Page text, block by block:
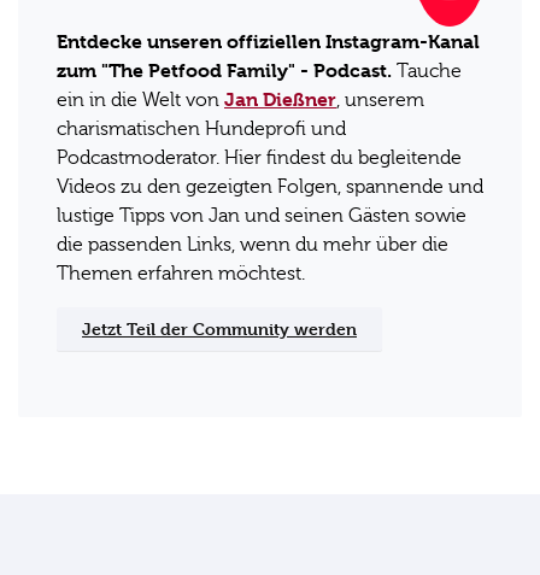
Entdecke unseren offiziellen Instagram-Kanal
zum "The Petfood Family" - Podcast. Tauche
ein in die Welt von Jan Dießner, unserem
charismatischen Hundeprofi und
Podcastmoderator. Hier findest du begleitende
Videos zu den gezeigten Folgen, spannende und
lustige Tipps von Jan und seinen Gästen sowie
die passenden Links, wenn du mehr über die
Themen erfahren möchtest.
Jetzt Teil der Community werden